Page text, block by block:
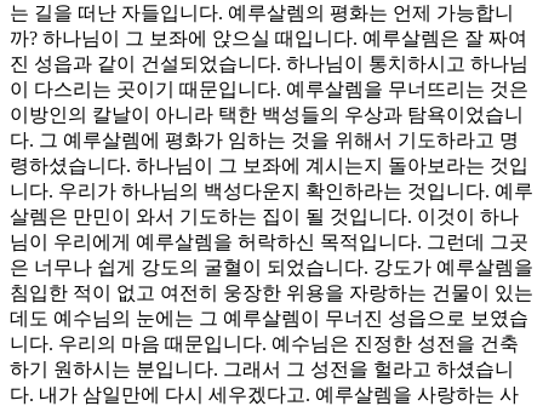
는 길을 떠난 자들입니다. 예루살렘의 평화는 언제 가능합니
까? 하나님이 그 보좌에 앉으실 때입니다. 예루살렘은 잘 짜여
진 성읍과 같이 건설되었습니다. 하나님이 통치하시고 하나님
이 다스리는 곳이기 때문입니다. 예루살렘을 무너뜨리는 것은
이방인의 칼날이 아니라 택한 백성들의 우상과 탐욕이었습니
다. 그 예루살렘에 평화가 임하는 것을 위해서 기도하라고 명
령하셨습니다. 하나님이 그 보좌에 계시는지 돌아보라는 것입
니다. 우리가 하나님의 백성다운지 확인하라는 것입니다. 예루
살렘은 만민이 와서 기도하는 집이 될 것입니다. 이것이 하나
님이 우리에게 예루살렘을 허락하신 목적입니다. 그런데 그곳
은 너무나 쉽게 강도의 굴혈이 되었습니다. 강도가 예루살렘을
침입한 적이 없고 여전히 웅장한 위용을 자랑하는 건물이 있는
데도 예수님의 눈에는 그 예루살렘이 무너진 성읍으로 보였습
니다. 우리의 마음 때문입니다. 예수님은 진정한 성전을 건축
하기 원하시는 분입니다. 그래서 그 성전을 헐라고 하셨습니
다. 내가 삼일만에 다시 세우겠다고. 예루살렘을 사랑하는 사